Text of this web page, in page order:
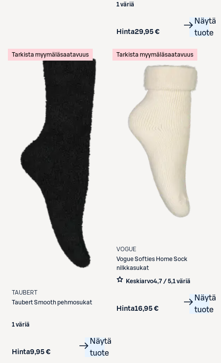
1 väriä
Hinta29,95 €
Näytä
tuote
Tarkista myymäläsaatavuus
TAUBERT
TaubertSmooth pehmosukat
1 väriä
Hinta9,95 €
Näytä
tuote
Tarkista myymäläsaatavuus
VOGUE
VogueSofties Home Sock
nilkkasukat
Keskiarvo4,7 / 5,1 väriä
Hinta16,95 €
Näytä
tuote